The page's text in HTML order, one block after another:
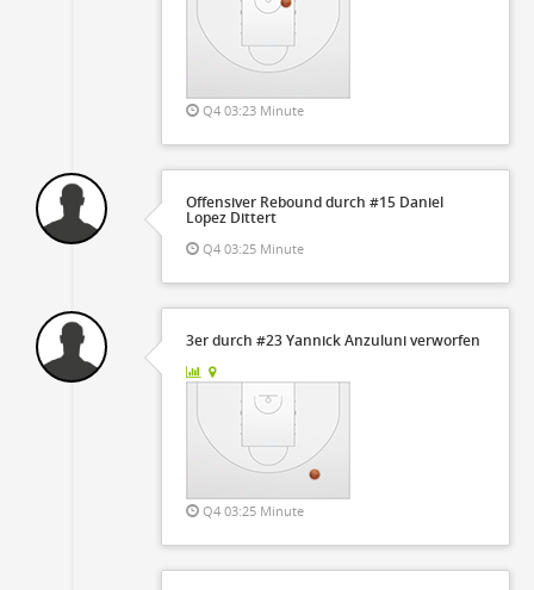
Q4 03:23 Minute
Offensiver Rebound durch #15 Daniel
Lopez Dittert
Q4 03:25 Minute
3er durch #23 Yannick Anzuluni verworfen
Q4 03:25 Minute